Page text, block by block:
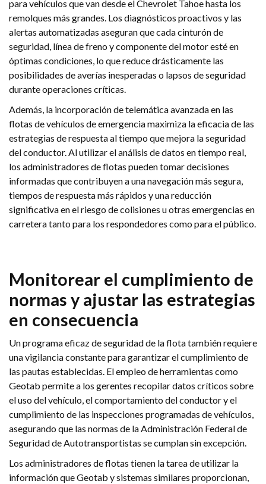
para vehículos que van desde el Chevrolet Tahoe hasta los
remolques más grandes. Los diagnósticos proactivos y las
alertas automatizadas aseguran que cada cinturón de
seguridad, línea de freno y componente del motor esté en
óptimas condiciones, lo que reduce drásticamente las
posibilidades de averías inesperadas o lapsos de seguridad
durante operaciones críticas.
Además, la incorporación de telemática avanzada en las
flotas de vehículos de emergencia maximiza la eficacia de las
estrategias de respuesta al tiempo que mejora la seguridad
del conductor. Al utilizar el análisis de datos en tiempo real,
los administradores de flotas pueden tomar decisiones
informadas que contribuyen a una navegación más segura,
tiempos de respuesta más rápidos y una reducción
significativa en el riesgo de colisiones u otras emergencias en
carretera tanto para los respondedores como para el público.
Monitorear el cumplimiento de
normas y ajustar las estrategias
en consecuencia
Un programa eficaz de seguridad de la flota también requiere
una vigilancia constante para garantizar el cumplimiento de
las pautas establecidas. El empleo de herramientas como
Geotab permite a los gerentes recopilar datos críticos sobre
el uso del vehículo, el comportamiento del conductor y el
cumplimiento de las inspecciones programadas de vehículos,
asegurando que las normas de la Administración Federal de
Seguridad de Autotransportistas se cumplan sin excepción.
Los administradores de flotas tienen la tarea de utilizar la
información que Geotab y sistemas similares proporcionan,